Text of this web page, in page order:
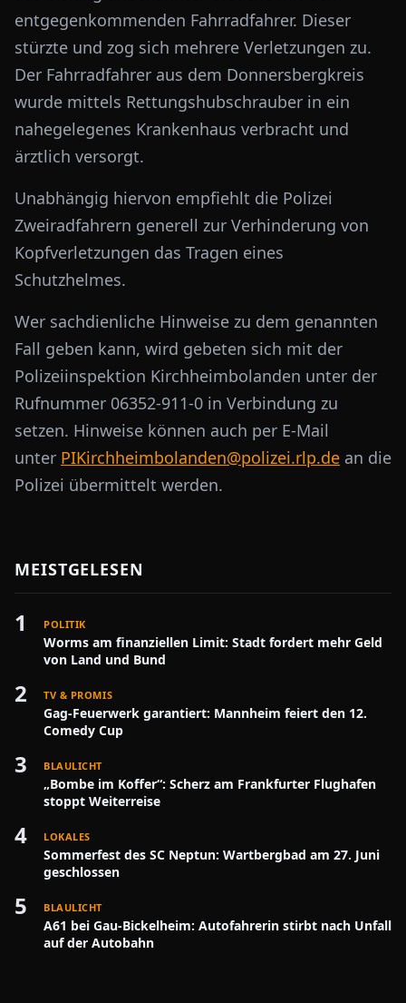
entgegenkommenden Fahrradfahrer. Dieser
stürzte und zog sich mehrere Verletzungen zu.
Der Fahrradfahrer aus dem Donnersbergkreis
wurde mittels Rettungshubschrauber in ein
nahegelegenes Krankenhaus verbracht und
ärztlich versorgt.
Unabhängig hiervon empfiehlt die Polizei
Zweiradfahrern generell zur Verhinderung von
Kopfverletzungen das Tragen eines
Schutzhelmes.
Wer sachdienliche Hinweise zu dem genannten
Fall geben kann, wird gebeten sich mit der
Polizeiinspektion Kirchheimbolanden unter der
Rufnummer 06352-911-0 in Verbindung zu
setzen. Hinweise können auch per E-Mail
unter PIKirchheimbolanden@polizei.rlp.de an die
Polizei übermittelt werden.
MEISTGELESEN
1 POLITIK
Worms am finanziellen Limit: Stadt fordert mehr Geld
von Land und Bund
2 TV & PROMIS
Gag-Feuerwerk garantiert: Mannheim feiert den 12.
Comedy Cup
3 BLAULICHT
„Bombe im Koffer“: Scherz am Frankfurter Flughafen
stoppt Weiterreise
4 LOKALES
Sommerfest des SC Neptun: Wartbergbad am 27. Juni
geschlossen
5 BLAULICHT
A61 bei Gau-Bickelheim: Autofahrerin stirbt nach Unfall
auf der Autobahn